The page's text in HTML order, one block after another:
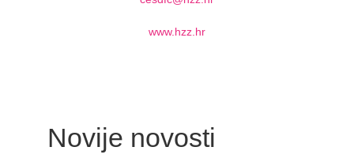
www.hzz.hr
Novije novosti